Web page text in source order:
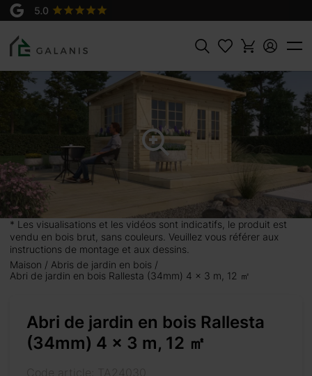
Rechercher
* Les visualisations et les vidéos sont indicatifs, le produit est
vendu en bois brut, sans couleurs. Veuillez vous référer aux
instructions de montage et aux dessins.
Maison
Abris de jardin en bois
Abri de jardin en bois Rallesta (34mm) 4 x 3 m, 12 ㎡
Abri de jardin en bois Rallesta
(34mm) 4 x 3 m, 12 ㎡
Produit:
Rallesta Madriers en 34 mm
3500 €
12
si vous
d’un